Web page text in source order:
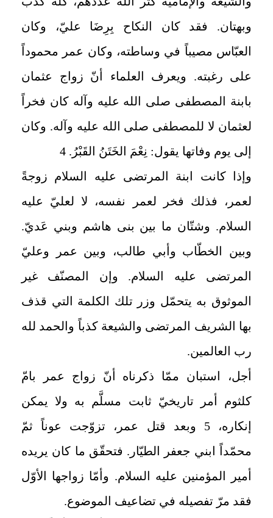
وبهتان. فقد كان النكاح بِرِضَا عليّ، وكان
العبّاس مصيباً في وساطته، وكان عمر محموداً
على رغبته. ويعرف العلماء أنّ زواج عثمان
بابنة المصطفى صلى الله عليه وآله كان فخراً
لعثمان لا للمصطفى صلى الله عليه وآله. وكان
إلى يوم وفاتها يقول: نِعْمَ الخَتَنُ القَبْرُ. 4
وإذا كانت ابنة المرتضى عليه السلام زوجةً
لعمر، فذلك فخر لعمر نفسه، لا لعليّ عليه
السلام. وشتّان ما بين بنى هاشم وبني عَديّ.
وبين الخطّاب وأبي طالب، وبين عمر وعليّ
المرتضى عليه السلام. وإن المصنّف غير
الموثوق به يتحمّل وزر تلك الكلمة التي قذف
بها الشريف المرتضى والشيعة كذباً والحمد لله
رب العالمين.
أجل، استبان ممّا ذكرناه أنّ زواج عمر بامّ
كلثوم أمر تاريخيّ ثابت مسلَّم به ولا يمكن
إنكاره، 5 وبعد قتل عمر، تزوّجت عوناً ثمّ
محمّداً ابني جعفر الطيّار. فتحقّق ما كان يريده
أمير المؤمنين عليه السلام. وأمّا زواجها الأوّل
فقد مرّ تفصيله في تضاعيف الموضوع.